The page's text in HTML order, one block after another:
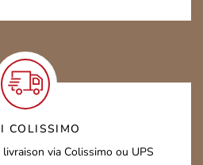
COLISSIMO
livraison via Colissimo ou UPS